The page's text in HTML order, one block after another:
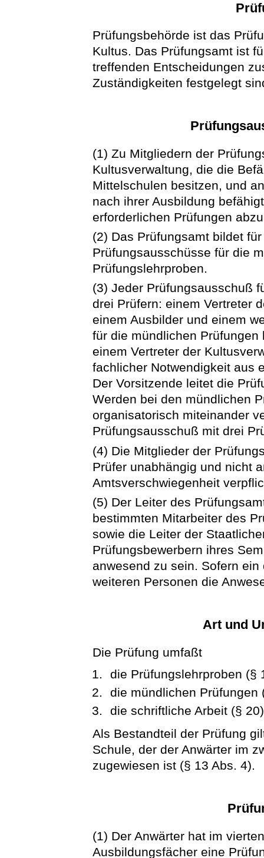
Prüfungsbehörde ist das
Kultus. Das Prüfungsamt ist
treffenden Entscheidungen
Zuständigkeiten festgelegt
(1) Zu Mitgliedern der
Kultusverwaltung, die die
Mittelschulen besitzen, und
nach ihrer Ausbildung
erforderlichen Prüfungen
(2) Das Prüfungsamt bildet
Prüfungsausschüsse für die
Prüfungslehrproben.
(3) Jeder Prüfungsausschuß
drei Prüfern: einem Vertreter
einem Ausbilder und einem
für die mündlichen
einem Vertreter der
fachlicher Notwendigkeit aus
Der Vorsitzende leitet die
Werden bei den mündlichen
organisatorisch miteinander
Prüfungsausschuß mit drei
(4) Die Mitglieder der
Prüfer unabhängig und nicht
Amtsverschwiegenheit
(5) Der Leiter des
bestimmten Mitarbeiter des
sowie die Leiter der
Prüfungsbewerbern ihres
anwesend zu sein. Sofern
weiteren Personen die
Art und
Die Prüfung umfaßt
die Prüfungslehrproben (§
die mündlichen Prüfungen
die schriftliche Arbeit (§
Als Bestandteil der Prüfung
Schule, der der Anwärter im
zugewiesen ist (§ 13 Abs. 4).
(1) Der Anwärter hat im
Ausbildungsfächer eine